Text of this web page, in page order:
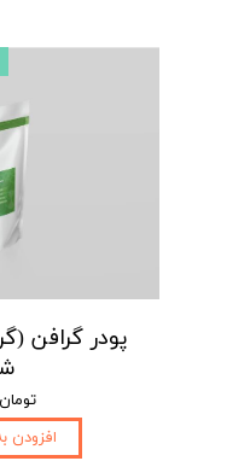
پودر گرافن
۹۰۰,۰۰۰ تومان
افزودن